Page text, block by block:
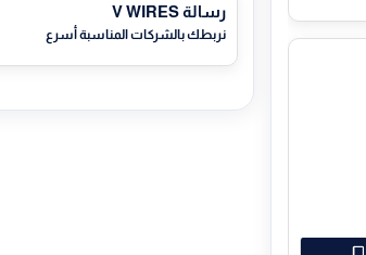
رسالة V WIRES
نربطك بالشركات المناسبة أسرع